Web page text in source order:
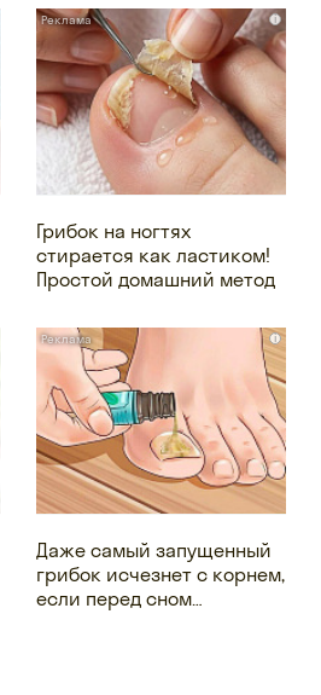
i
Грибок на ногтях
стирается как ластиком!
Простой домашний метод
i
Даже самый запущенный
грибок исчезнет с корнем,
если перед сном…